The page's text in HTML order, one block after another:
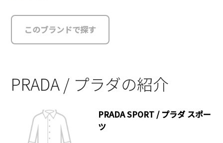
このブランドで探す
PRADA / プラダの紹介
PRADA SPORT / プラダ スポー
ツ